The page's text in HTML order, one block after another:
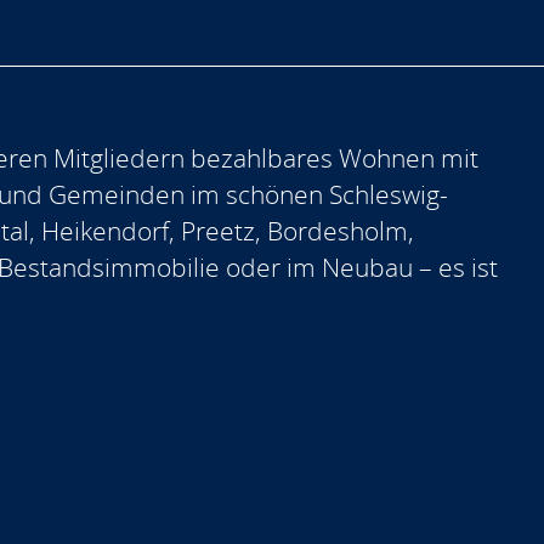
Mitgliedern bezahlbares Wohnen mit
Gemeinden im schönen Schleswig-
Heikendorf, Preetz, Bordesholm,
oder im Neubau – es ist